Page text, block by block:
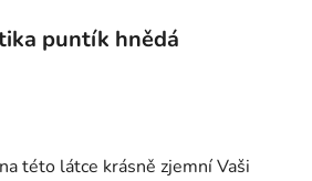
puntík hnědá
této látce krásně zjemní Vaši